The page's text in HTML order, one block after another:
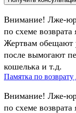
Внимание! Лже-
по схеме
Жертвам
после вымогают
кошелька и т.д.
Памятка по возврату
Внимание! Лже-
по схеме